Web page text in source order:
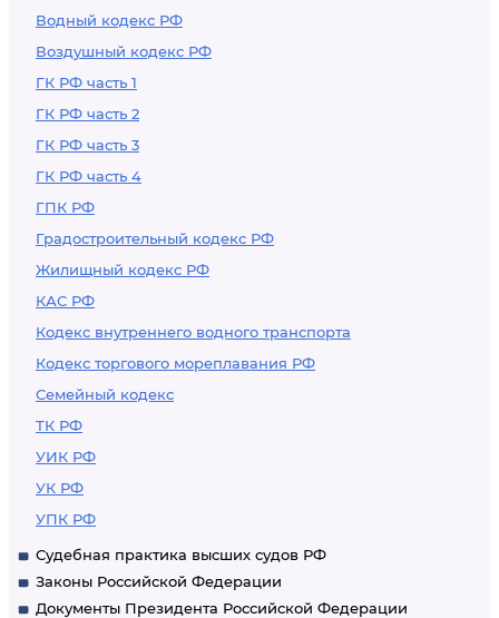
Водный кодекс РФ
Воздушный кодекс РФ
ГК РФ часть 1
ГК РФ часть 2
ГК РФ часть 3
ГК РФ часть 4
ГПК РФ
Градостроительный кодекс РФ
Жилищный кодекс РФ
КАС РФ
Кодекс внутреннего водного транспорта
Кодекс торгового мореплавания РФ
Семейный кодекс
ТК РФ
УИК РФ
УК РФ
УПК РФ
Судебная практика высших судов РФ
Законы Российской Федерации
Документы Президента Российской Федерации